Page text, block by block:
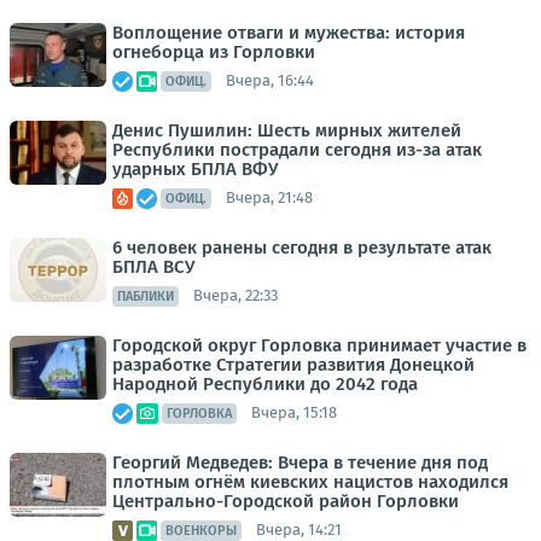
Воплощение отваги и мужества: история
огнеборца из Горловки
ОФИЦ. Вчера, 16:44
Денис Пушилин: Шесть мирных жителей
Республики пострадали сегодня из-за атак
ударных БПЛА ВФУ
ОФИЦ. Вчера, 21:48
6 человек ранены сегодня в результате атак
БПЛА ВСУ
ПАБЛИКИ Вчера, 22:33
Городской округ Горловка принимает участие в
разработке Стратегии развития Донецкой
Народной Республики до 2042 года
ГОРЛОВКА Вчера, 15:18
Георгий Медведев: Вчера в течение дня под
плотным огнём киевских нацистов находился
Центрально-Городской район Горловки
ВОЕНКОРЫ Вчера, 14:21